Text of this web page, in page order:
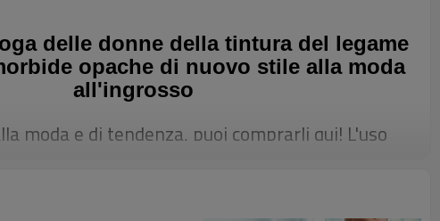
delle donne della tintura del legame
opache di nuovo stile alla moda
all'ingrosso
moda e di tendenza, puoi comprarli qui! L'uso
tie-dye art per cambiare la monotonia e